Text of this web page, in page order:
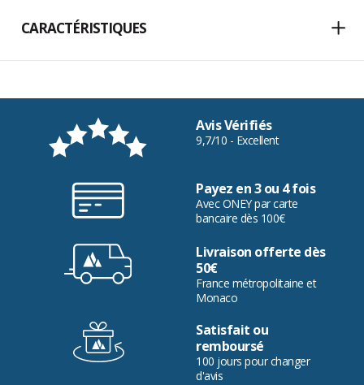
CARACTÉRISTIQUES
Avis Vérifiés
9,7/10 - Excellent
Payez en 3 ou 4 fois
Avec ONEY par carte
bancaire dès 100€
Livraison offerte dès
50€
France métropolitaine et
Monaco
Satisfait ou
remboursé
100 jours pour changer
d'avis